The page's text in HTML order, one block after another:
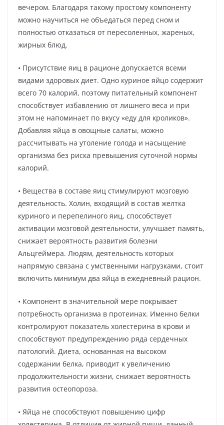
вечером. Благодаря такому простому компоненту
можно научиться не объедаться перед сном и
полностью отказаться от пересоленных, жареных,
жирных блюд.
• Присутствие яиц в рационе допускается всеми
видами здоровых диет. Одно куриное яйцо содержит
всего 70 калорий, поэтому питательный компонент
способствует избавлению от лишнего веса и при
этом не напоминает по вкусу «еду для кроликов».
Добавляя яйца в овощные салаты, можно
рассчитывать на утоление голода и насыщение
организма без риска превышения суточной нормы
калорий.
• Вещества в составе яиц стимулируют мозговую
деятельность. Холин, входящий в состав желтка
куриного и перепелиного яиц, способствует
активации мозговой деятельности, улучшает память,
снижает вероятность развития болезни
Альцгеймера. Людям, деятельность которых
напрямую связана с умственными нагрузками, стоит
включить минимум два яйца в ежедневный рацион.
• Компонент в значительной мере покрывает
потребность организма в протеинах. Именно белки
контролируют показатель холестерина в крови и
способствуют предупреждению ряда сердечных
патологий. Диета, основанная на высоком
содержании белка, приводит к увеличению
продолжительности жизни, снижает вероятность
развития остеопороза.
• Яйца не способствуют повышению цифр